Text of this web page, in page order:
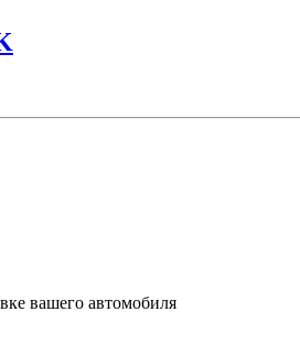
вашего автомобиля